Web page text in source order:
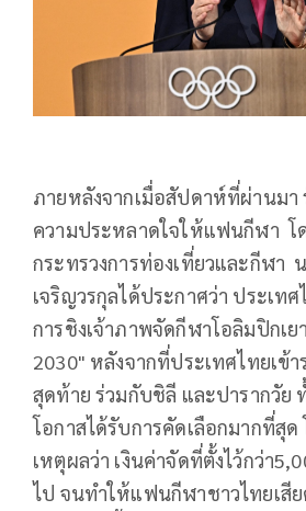
ภายหลังจากเมื่อสัปดาห์ที่ผ่านมา
ความประหลาดใจให้แฟนกีฬา โ
กระทรวงการท่องเที่ยวและกีฬา
เจริญวรกุลได้ประกาศว่า ประเท
การชิงเจ้าภาพจัดกีฬาโอลิมปิกเ
2030" หลังจากที่ประเทศไทยเข้
สุดท้าย ร่วมกับชิลี และปารากวัย
โอกาสได้รับการคัดเลือกมากที่สุด
เหตุผลว่า เงินค่าจัดที่ตั้งไว้กว่า
ไป จนทำให้แฟนกีฬาชาวไทยเสี